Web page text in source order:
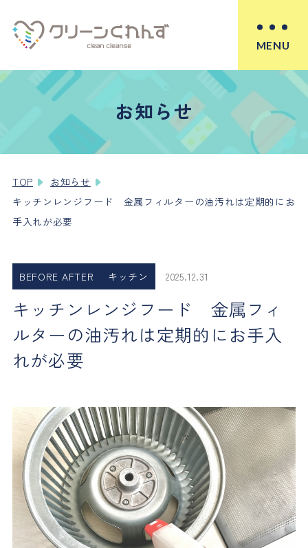
MENU
お知らせ
TOP
お知らせ
キッチンレンジフード 金属フィルターの油汚れは定期的にお
手入れが必要
BEFORE AFTER キッチン 2025.12.31
キッチンレンジフード 金属フィ
ルターの油汚れは定期的にお手入
れが必要